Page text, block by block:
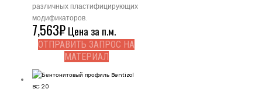
различных пластифицирующих
модификаторов.
7,563₽Цена за п.м.
ОТПРАВИТЬ ЗАПРОС НА
МАТЕРИАЛ